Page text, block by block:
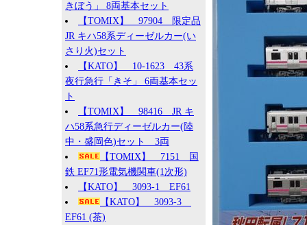
きぼう」 8両基本セット
【TOMIX】 97904 限定品
JR キハ58系ディーゼルカー(い
さり火)セット
【KATO】 10-1623 43系
夜行急行「きそ」 6両基本セッ
ト
【TOMIX】 98416 JR キ
ハ58系急行ディーゼルカー(陸
中・盛岡色)セット 3両
【TOMIX】 7151 国
鉄 EF71形電気機関車(1次形)
【KATO】 3093-1 EF61
【KATO】 3093-3
EF61 (茶)